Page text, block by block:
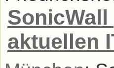
aktuellen